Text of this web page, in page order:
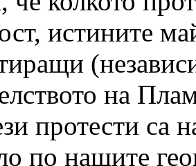
истините
на
протести са
по нашите